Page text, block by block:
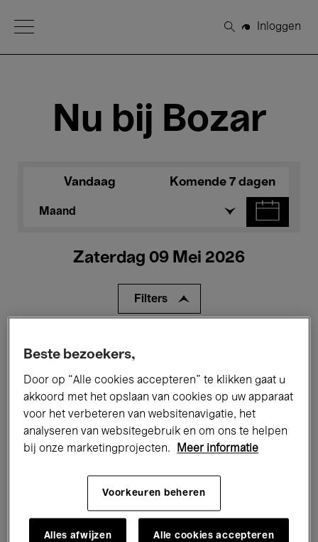
Open Menu
Zoeken
Inloggen
Nu bij Bozar
Vandaag Komende 7 dagen
Maand
Zaterdag 09 Mei 2026
Filters
Tentoonstellingen Films
Performances Lezingen & Debatten
Jazz Klassieke Muziek Global Music
Elektronische Muziek
Voor iedereen Kids’ Palace
Beste bezoekers,
Door op “Alle cookies accepteren” te klikken gaat u
akkoord met het opslaan van cookies op uw apparaat
voor het verbeteren van websitenavigatie, het
analyseren van websitegebruik en om ons te helpen
bij onze marketingprojecten.
Meer informatie
Voorkeuren beheren
Alles afwijzen Alle cookies accepteren